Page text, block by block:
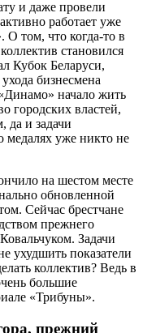
и даже провели
работает уже
О том, что когда-то в
становился
Кубок Беларуси,
бизнесмена
начало жить
городских властей,
да и задачи
медалях уже никто не
на шестом месте
обновленной
Сейчас брестчане
прежнего
Задачи
ухудшить показатели
коллектив? Ведь в
большие
«Трибуны».
прежний